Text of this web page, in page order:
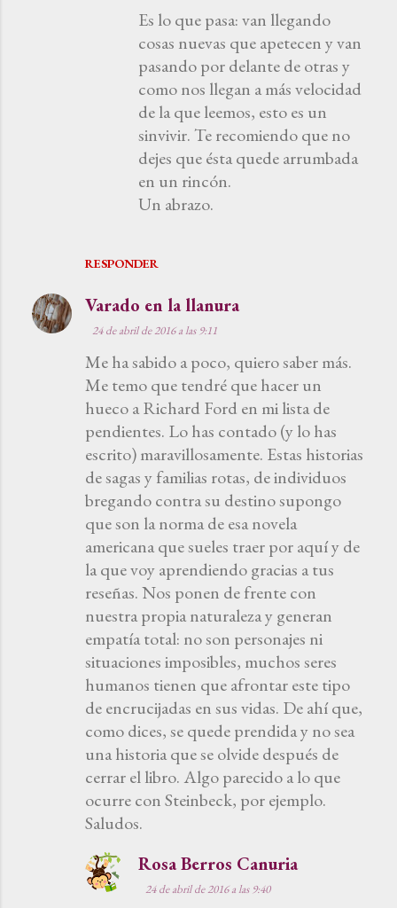
RESPONDER
Es lo que pasa: van llegando
cosas nuevas que apetecen y van
pasando por delante de otras y
como nos llegan a más velocidad
de la que leemos, esto es un
sinvivir. Te recomiendo que no
dejes que ésta quede arrumbada
en un rincón.
Un abrazo.
Varado en la llanura
24 de abril de 2016 a las 9:11
Me ha sabido a poco, quiero saber más.
Me temo que tendré que hacer un
hueco a Richard Ford en mi lista de
pendientes. Lo has contado (y lo has
escrito) maravillosamente. Estas historias
de sagas y familias rotas, de individuos
bregando contra su destino supongo
que son la norma de esa novela
americana que sueles traer por aquí y de
la que voy aprendiendo gracias a tus
reseñas. Nos ponen de frente con
nuestra propia naturaleza y generan
empatía total: no son personajes ni
situaciones imposibles, muchos seres
humanos tienen que afrontar este tipo
de encrucijadas en sus vidas. De ahí que,
como dices, se quede prendida y no sea
una historia que se olvide después de
cerrar el libro. Algo parecido a lo que
ocurre con Steinbeck, por ejemplo.
Saludos.
Rosa Berros Canuria
24 de abril de 2016 a las 9:40